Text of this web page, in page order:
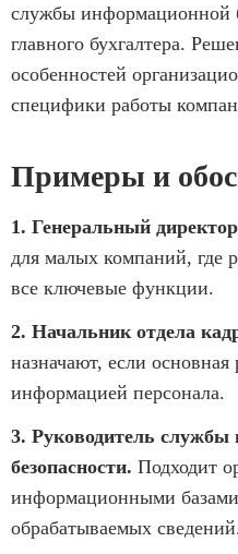
службы информационной
главного бухгалтера.
особенностей
специфики работы
Примеры и
1. Генеральный
для малых компаний, где
все ключевые функции.
2. Начальник отдела
назначают, если основная
информацией персонала.
3. Руководитель
безопасности. Подходит
информационными
обрабатываемых